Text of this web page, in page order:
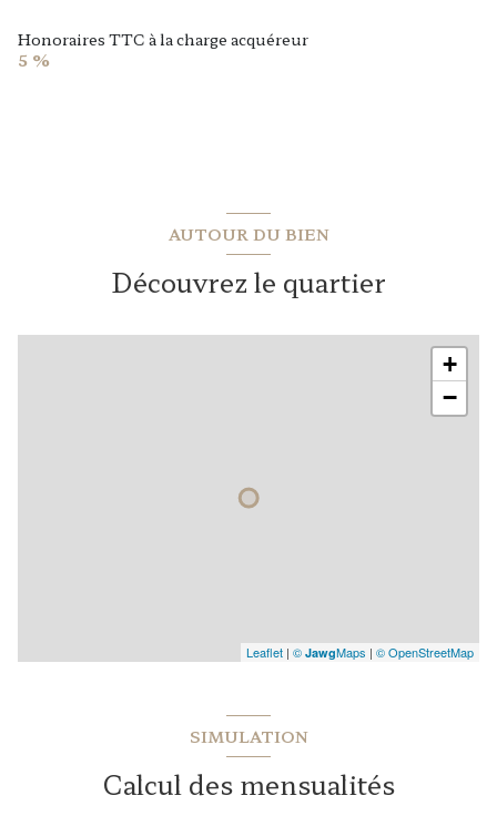
Honoraires TTC à la charge acquéreur
5 %
AUTOUR DU BIEN
Découvrez le quartier
+
−
Leaflet | © JawgMaps | © OpenStreetMap
SIMULATION
Calcul des mensualités